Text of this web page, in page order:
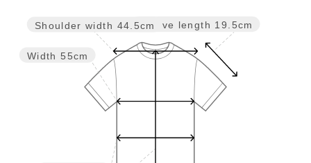
Sleeve length 19.5cm
Width 55cm
Shoulder width 44.5cm